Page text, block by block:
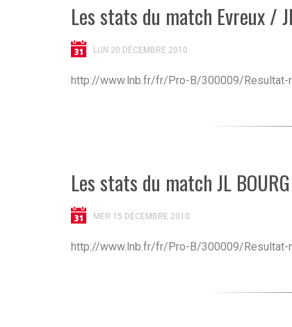
Les stats du match Evreux /
LUN 20 DÉCEMBRE 2010
http://www.lnb.fr/fr/Pro-B/300009/Resultat-
Les stats du match JL
MER 15 DÉCEMBRE 2010
http://www.lnb.fr/fr/Pro-B/300009/Resultat-